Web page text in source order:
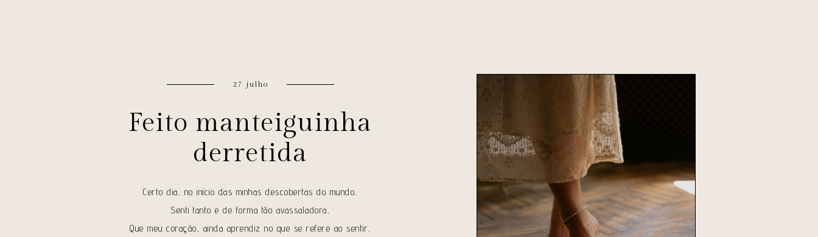
27 julho
Feito manteiguinha
derretida
Certo dia, no início das minhas descobertas do mundo,
Senti tanto e de forma tão avassaladora,
Que meu coração, ainda aprendiz no que se refere ao sentir,